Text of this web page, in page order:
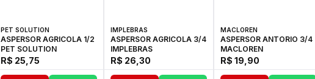
PET SOLUTION
ASPERSOR AGRICOLA 1/2
PET SOLUTION
R$ 25,75
IMPLEBRAS
ASPERSOR AGRICOLA 3/4
IMPLEBRAS
R$ 26,30
MACLOREN
ASPERSOR ANTORIO 3/4
MACLOREN
R$ 19,90